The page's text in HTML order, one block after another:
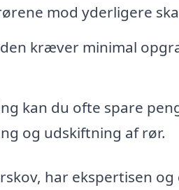
mod yderligere
kræver minimal
kan du ofte spare
og udskiftning af rør.
har ekspertisen og